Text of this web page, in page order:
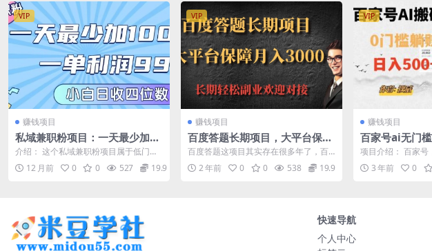
VIP
赚钱项目
私域兼职粉项目：一天最少加10
0人，一单利润最少99米 ，新手
小白也能每天进账小1k+
介绍： 这个私域兼职粉项目属于低门槛
高潜力赛道，一天最少能加100人，一单
利润就...
12 月前 0 0 527 19.9
VIP
赚钱项目
百度答题长期项目，大平台保障
月入3000
百度答题这项目其实存在很多年了，百
度问一问是百度旗下官方问答平台(知名
度就不用再...
2 年前 0 0 538 19.9
VIP
赚钱项目
百家号ai无门
日入500+（附
令）
项目介绍： 百家号
造的集创作、发布
创作平台，...
3 年前 0
快速导航
个人中心